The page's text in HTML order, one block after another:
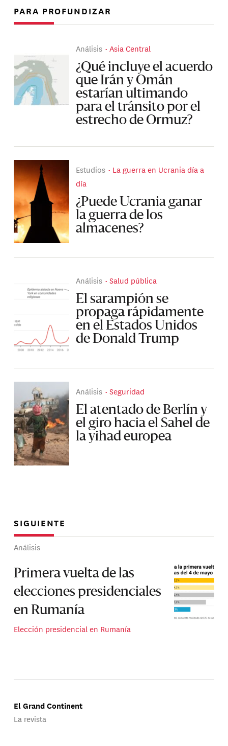
PARA PROFUNDIZAR
Análisis Asia Central
¿Qué incluye el acuerdo
que Irán y Omán
estarían ultimando
para el tránsito por el
estrecho de Ormuz?
Estudios
La guerra en Ucrania día a
día
¿Puede Ucrania ganar
la guerra de los
almacenes?
Análisis Salud pública
El sarampión se
propaga rápidamente
en el Estados Unidos
de Donald Trump
Análisis Seguridad
El atentado de Berlín y
el giro hacia el Sahel de
la yihad europea
SIGUIENTE
Análisis
Primera vuelta de las
elecciones presidenciales
en Rumanía
Elección presidencial en Rumanía
El Grand Continent
La revista